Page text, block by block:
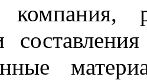
компания,